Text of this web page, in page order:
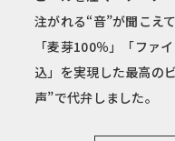
注がれる“音”が聞こえ
「麦芽100％」「ファ
込」を実現した最高の
声”で代弁しました。